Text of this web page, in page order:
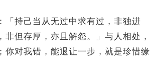
「持己当从无过中求有过，非独进
但存厚，亦且解怨。」与人相处，
你对我错，能退让一步，就是珍惜缘